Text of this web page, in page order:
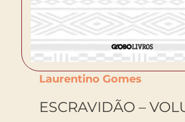
Laurentino Gomes
ESCRAVIDÃO –